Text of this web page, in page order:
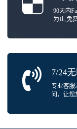
90天内
为止,免
7/24
专业客服
问，让您